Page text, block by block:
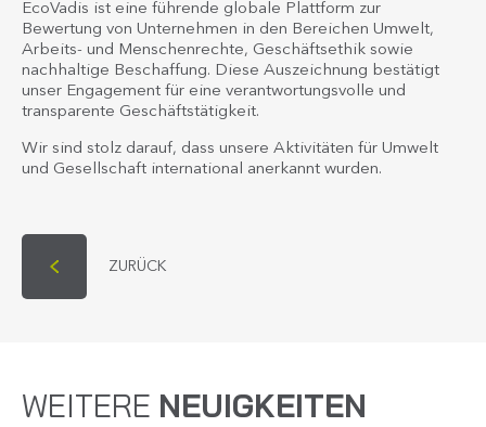
EcoVadis ist eine führende globale Plattform zur
Bewertung von Unternehmen in den Bereichen Umwelt,
Arbeits- und Menschenrechte, Geschäftsethik sowie
nachhaltige Beschaffung. Diese Auszeichnung bestätigt
unser Engagement für eine verantwortungsvolle und
transparente Geschäftstätigkeit.
Wir sind stolz darauf, dass unsere Aktivitäten für Umwelt
und Gesellschaft international anerkannt wurden.
ZURÜCK
WEITERE NEUIGKEITEN